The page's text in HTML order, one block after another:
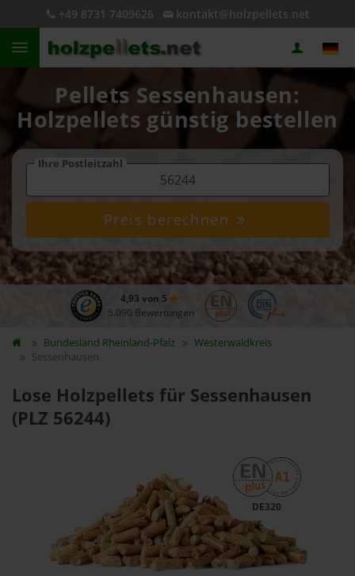
+49 8731 7409626 kontakt@holzpellets.net
Pellets Sessenhausen:
Holzpellets günstig bestellen
Ihre Postleitzahl
Preis berechnen
4,93 von 5
5.090 Bewertungen
Bundesland Rheinland-Pfalz
Westerwaldkreis
Sessenhausen
Lose Holzpellets für Sessenhausen
(PLZ 56244)
DE320